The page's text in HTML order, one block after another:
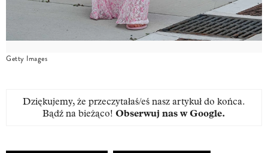
Getty Images
Dziękujemy, że przeczytałaś/eś nasz artykuł do końca.
Bądź na bieżąco! Obserwuj nas w Google.